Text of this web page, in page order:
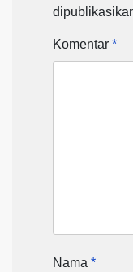
Komentar *
Nama *